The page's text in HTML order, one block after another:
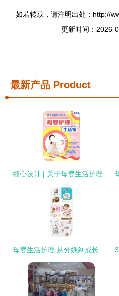
如若转载，请注明出处：http://
更新时间：2026-
最新产品 Product